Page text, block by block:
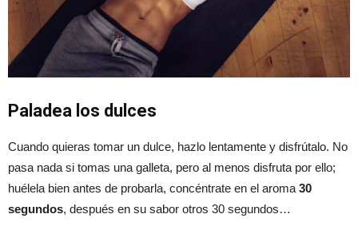
Paladea los dulces
Cuando quieras tomar un dulce, hazlo lentamente y disfrútalo. No
pasa nada si tomas una galleta, pero al menos disfruta por ello;
huélela bien antes de probarla, concéntrate en el aroma 30
segundos, después en su sabor otros 30 segundos…